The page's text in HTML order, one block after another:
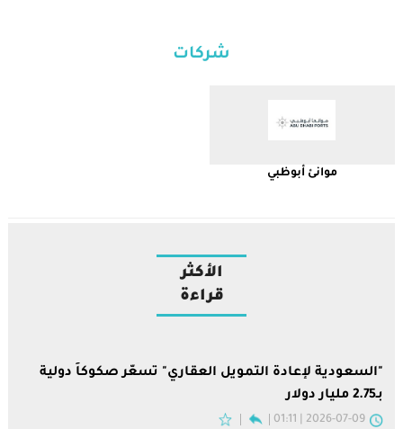
شركات
موانئ أبوظبي
الأكثر
قراءة
"السعودية لإعادة التمويل العقاري" تسعّر صكوكاً دولية
بـ2.75 مليار دولار
2026-07-09 | 01:11